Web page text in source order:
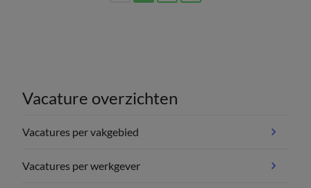
(current)
Vacature overzichten
Vacatures per vakgebied
Vacatures per werkgever